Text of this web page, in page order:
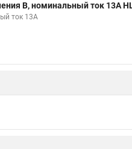
B, номинальный ток 13А
ток 13А